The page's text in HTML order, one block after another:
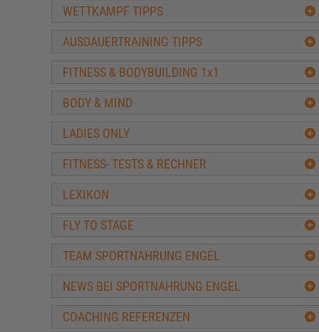
Ernährungssünden beim Muskelaufbautraining
Ernährungspyramide
Wasser für Muskelaufbau und Fitness
Mythen Fettverbrennung und Diät
Häufigsten Fehler beim Masseaufbau
Wieviel Protein hat
Fitness-Einkaufsführer
Cheat Days im Bodybuilding
Inhaltsangaben Sportnahrung
Vorbereitung Fitness-Fotoshooting
Kohlenhydrate zum Muskelaufbautraining
WETTKAMPF TIPPS
AUSDAUERTRAINING TIPPS
FITNESS & BODYBUILDING 1x1
BODY & MIND
LADIES ONLY
FITNESS- TESTS & RECHNER
LEXIKON
FLY TO STAGE
TEAM SPORTNAHRUNG ENGEL
NEWS BEI SPORTNAHRUNG ENGEL
COACHING REFERENZEN